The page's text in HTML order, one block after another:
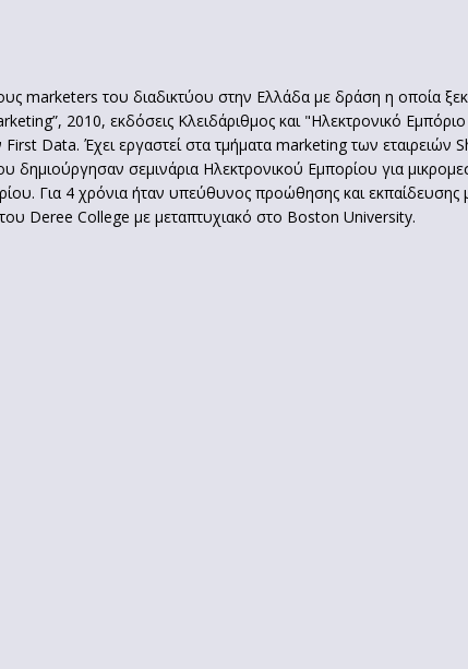
marketers του διαδικτύου στην Ελλάδα με δράση η οποία
2010, εκδόσεις Κλειδάριθμος και "Ηλεκτρονικό
Data. Έχει εργαστεί στα τμήματα marketing των
σεμινάρια Ηλεκτρονικού Εμπορίου για
Για 4 χρόνια ήταν υπεύθυνος προώθησης και
Deree College με μεταπτυχιακό στο Boston University.